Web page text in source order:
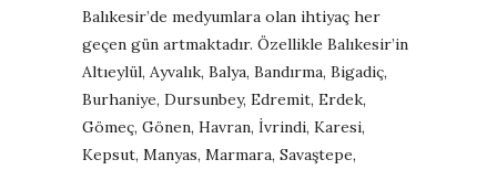
Balıkesir’de medyumlara olan ihtiyaç her
geçen gün artmaktadır. Özellikle Balıkesir’in
Altıeylül, Ayvalık, Balya, Bandırma, Bigadiç,
Burhaniye, Dursunbey, Edremit, Erdek,
Gömeç, Gönen, Havran, İvrindi, Karesi,
Kepsut, Manyas, Marmara, Savaştepe,